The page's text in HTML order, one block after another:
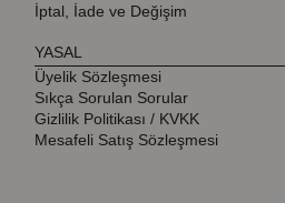
İptal, İade ve Değişim
YASAL
Üyelik Sözleşmesi
Sıkça Sorulan Sorular
Gizlilik Politikası / KVKK
Mesafeli Satış Sözleşmesi